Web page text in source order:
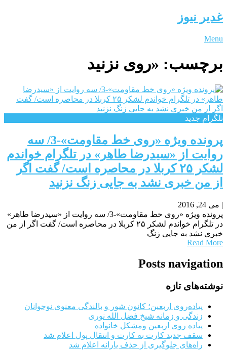
غدیر نیوز
Menu
برچسب: «روی نزنید
تلگرام جدید
پرونده ویژه «روی خط مقاومت»-3/ سه
روایت از «سیدرضا طاهر» در تلگرام خواندم
لشکر ۲۵ کربلا در محاصره است/ گفت اگر
از من خبری نشد به جایی زنگ نزنید
| می 24, 2016
پرونده ویژه «روی خط مقاومت»-3/ سه روایت از «سیدرضا طاهر»
در تلگرام خواندم لشکر ۲۵ کربلا در محاصره است/ گفت اگر از من
خبری نشد به جایی زنگ
Read More
Posts navigation
نوشته‌های تازه
پیاده‌روی اربعین؛ کانون شور و بالندگی معنوی نوجوانان
زندگی و زمانه شیخ فضل الله نوری
پیاده روی اربعین ومشکل خانواده
سقف جدید کارت به کارت و انتقال پول اعلام شد
راه‌های جلوگیری از حذف یارانه اعلام شد